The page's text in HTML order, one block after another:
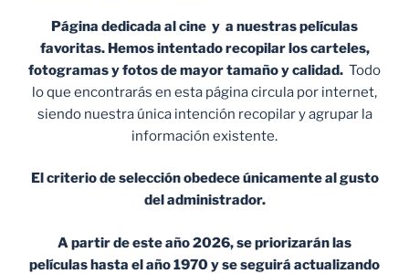
Página dedicada al cine y a nuestras películas
favoritas. Hemos intentado recopilar los carteles,
fotogramas y fotos de mayor tamaño y calidad. Todo
lo que encontrarás en esta página circula por internet,
siendo nuestra única intención recopilar y agrupar la
información existente.
El criterio de selección obedece únicamente al gusto
del administrador.
A partir de este año 2026, se priorizarán las
películas hasta el año 1970 y se seguirá actualizando